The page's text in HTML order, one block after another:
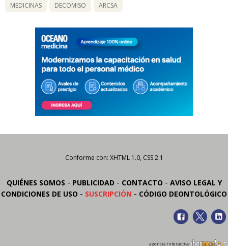
MEDICINAS DECOMISO ARCSA
Conforme con: XHTML 1.0, CSS 2.1
QUIÉNES SOMOS - PUBLICIDAD - CONTACTO - AVISO LEGAL Y
CONDICIONES DE USO - SUSCRIPCIÓN - CÓDIGO DEONTOLÓGICO
agencia interactiva